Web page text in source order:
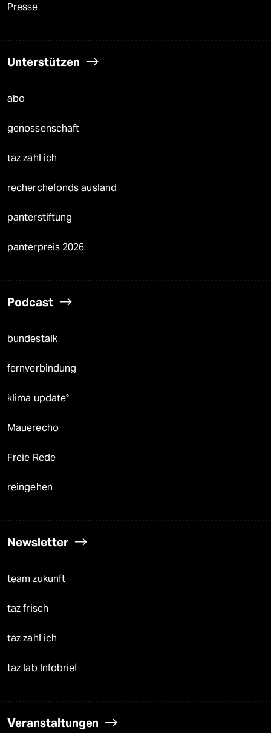
Presse
Unterstützen
abo
genossenschaft
taz zahl ich
recherchefonds ausland
panterstiftung
panterpreis 2026
Podcast
bundestalk
fernverbindung
klima update°
Mauerecho
Freie Rede
reingehen
Newsletter
team zukunft
taz frisch
taz zahl ich
taz lab Infobrief
Veranstaltungen